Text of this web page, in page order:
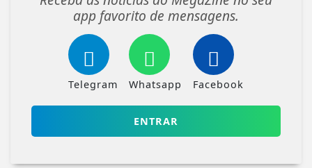
app favorito de mensagens.
Telegram Whatsapp Facebook
ENTRAR